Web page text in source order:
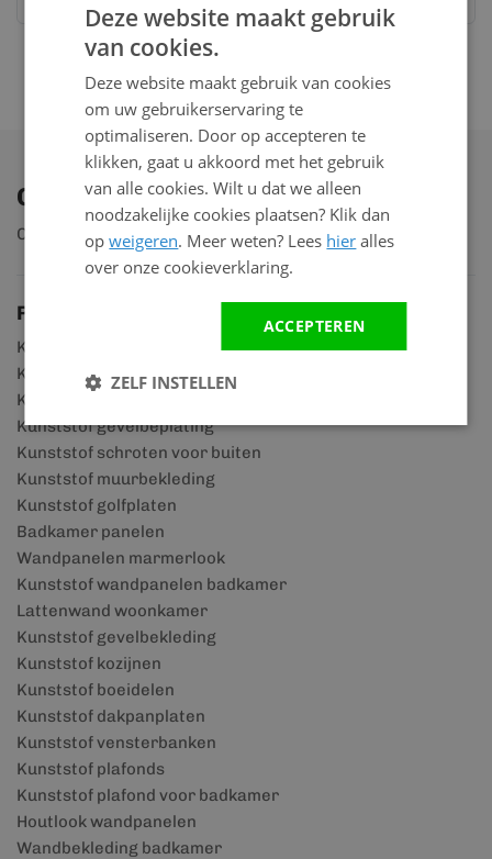
Ontdek ons assortiment
Ontdek ruim 2.000 producten
Productgroepen
Kunststof rabatdelen
Kunststof scheidingswanden
Kunststof gevelpanelen
Kunststof gevelbeplating
Kunststof schroten voor buiten
Kunststof muurbekleding
Kunststof golfplaten
Badkamer panelen
Wandpanelen marmerlook
Kunststof wandpanelen badkamer
Lattenwand woonkamer
Kunststof gevelbekleding
Kunststof kozijnen
Kunststof boeidelen
Kunststof dakpanplaten
Kunststof vensterbanken
Kunststof plafonds
Kunststof plafond voor badkamer
Houtlook wandpanelen
Wandbekleding badkamer
Deze website maakt gebruik
van cookies.
Deze website maakt gebruik van cookies
om uw gebruikerservaring te
optimaliseren. Door op accepteren te
klikken, gaat u akkoord met het gebruik
van alle cookies. Wilt u dat we alleen
noodzakelijke cookies plaatsen? Klik dan
opweigeren. Meer weten? Lees hier alles
over onze cookieverklaring.
ACCEPTEREN
ZELF INSTELLEN